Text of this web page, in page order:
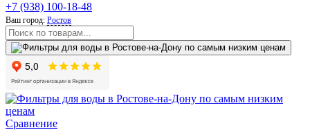
+7 (938) 100-18-48
Ваш город: Ростов
Сравнение